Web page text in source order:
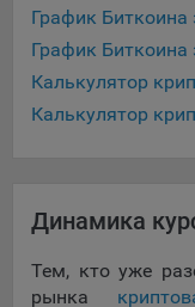
«bankibel.by» на
может встретить
сторонних веб-
Иногда Общество
сайты
рекламной
График Биткоина
График Биткоина
Калькулятор
Калькулятор
Динамика
Тем, кто уже
рынка